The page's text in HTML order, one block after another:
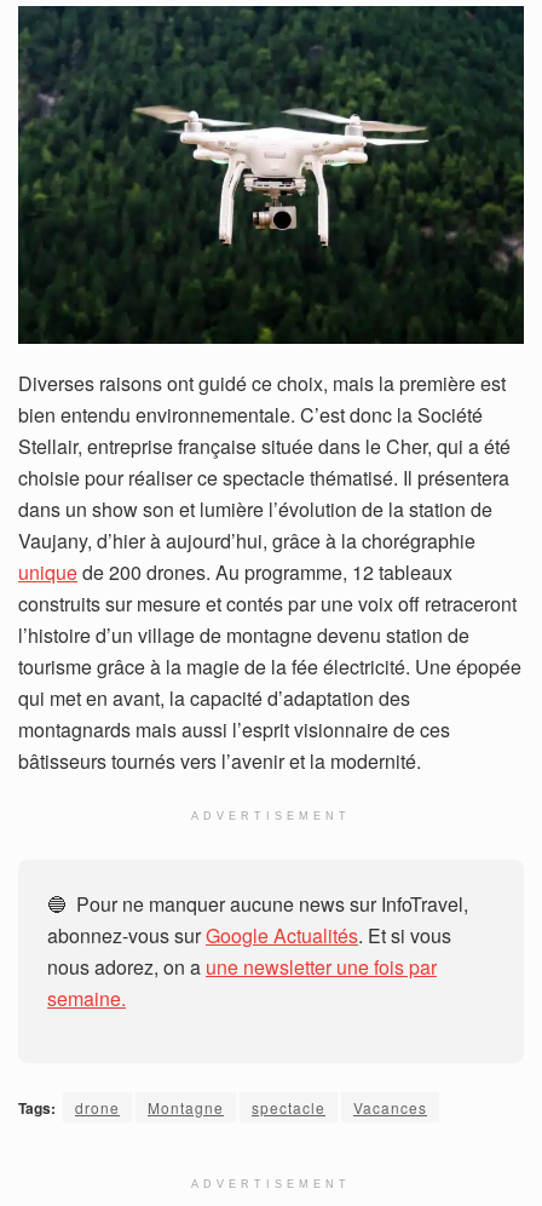
Diverses raisons ont guidé ce choix, mais la première est
bien entendu environnementale. C’est donc la Société
Stellair, entreprise française située dans le Cher, qui a été
choisie pour réaliser ce spectacle thématisé. Il présentera
dans un show son et lumière l’évolution de la station de
Vaujany, d’hier à aujourd’hui, grâce à la chorégraphie
uniquede 200 drones. Au programme, 12 tableaux
construits sur mesure et contés par une voix off retraceront
l’histoire d’un village de montagne devenu station de
tourisme grâce à la magie de la fée électricité. Une épopée
qui met en avant, la capacité d’adaptation des
montagnards mais aussi l’esprit visionnaire de ces
bâtisseurs tournés vers l’avenir et la modernité.
ADVERTISEMENT
🔵 Pour ne manquer aucune news sur InfoTravel,
abonnez-vous surGoogle Actualités. Et si vous
nous adorez, on a une newsletter une fois par
semaine.
Tags: drone Montagne spectacle Vacances
ADVERTISEMENT